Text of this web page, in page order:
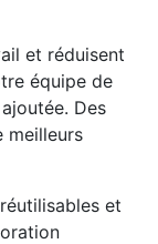
et réduisent
équipe de
Des
meilleurs
et